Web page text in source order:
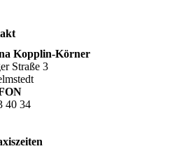
Kopplin-Körner
Straße 3
40 34